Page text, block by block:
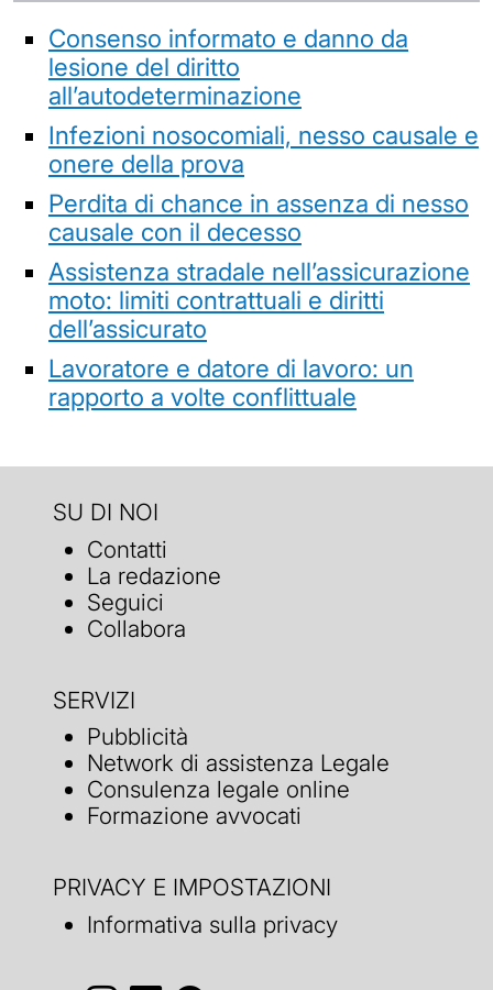
Consenso informato e danno da
lesione del diritto
all’autodeterminazione
Infezioni nosocomiali, nesso causale e
onere della prova
Perdita di chance in assenza di nesso
causale con il decesso
Assistenza stradale nell’assicurazione
moto: limiti contrattuali e diritti
dell’assicurato
Lavoratore e datore di lavoro: un
rapporto a volte conflittuale
SU DI NOI
Contatti
La redazione
Seguici
Collabora
SERVIZI
Pubblicità
Network di assistenza Legale
Consulenza legale online
Formazione avvocati
PRIVACY E IMPOSTAZIONI
Informativa sulla privacy